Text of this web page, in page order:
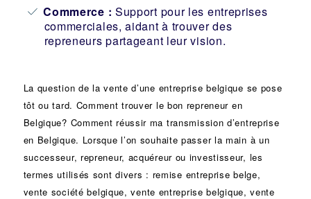
Commerce : Support pour les entreprises
commerciales, aidant à trouver des
repreneurs partageant leur vision.
La question de la vente d’une entreprise belgique se pose
tôt ou tard. Comment trouver le bon repreneur en
Belgique? Comment réussir ma transmission d’entreprise
en Belgique. Lorsque l’on souhaite passer la main à un
successeur, repreneur, acquéreur ou investisseur, les
termes utilisés sont divers : remise entreprise belge,
vente société belgique, vente entreprise belgique, vente